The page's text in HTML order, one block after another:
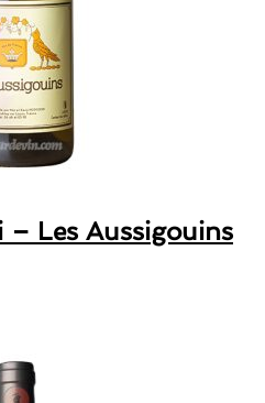
– Les Aussigouins